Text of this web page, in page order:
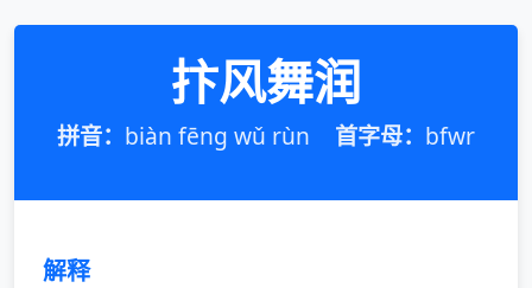
抃风舞润
拼音： biàn fēng wǔ rùn 首字母： bfwr
解释